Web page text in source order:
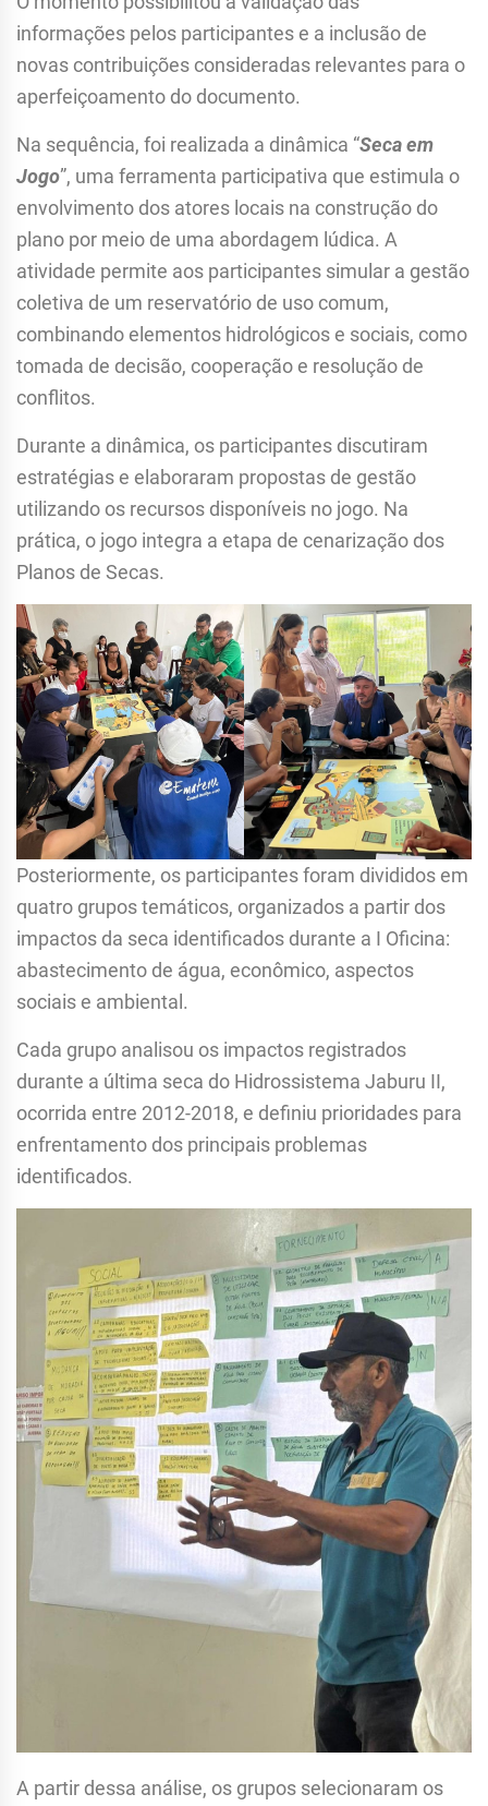
informações pelos participantes e a inclusão de
novas contribuições consideradas relevantes para o
aperfeiçoamento do documento.
Na sequência, foi realizada a dinâmica “Seca em
Jogo”, uma ferramenta participativa que estimula o
envolvimento dos atores locais na construção do
plano por meio de uma abordagem lúdica. A
atividade permite aos participantes simular a gestão
coletiva de um reservatório de uso comum,
combinando elementos hidrológicos e sociais, como
tomada de decisão, cooperação e resolução de
conflitos.
Durante a dinâmica, os participantes discutiram
estratégias e elaboraram propostas de gestão
utilizando os recursos disponíveis no jogo. Na
prática, o jogo integra a etapa de cenarização dos
Planos de Secas.
Posteriormente, os participantes foram divididos em
quatro grupos temáticos, organizados a partir dos
impactos da seca identificados durante a I Oficina:
abastecimento de água, econômico, aspectos
sociais e ambiental.
Cada grupo analisou os impactos registrados
durante a última seca do Hidrossistema Jaburu II,
ocorrida entre 2012-2018, e definiu prioridades para
enfrentamento dos principais problemas
identificados.
A partir dessa análise, os grupos selecionaram os